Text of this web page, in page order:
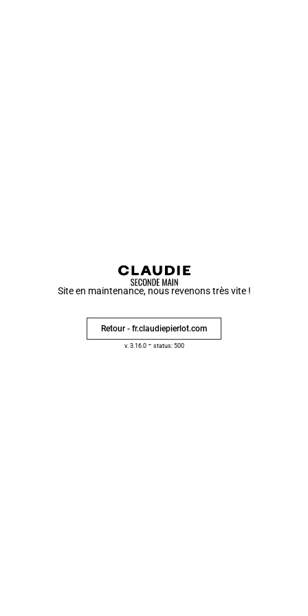
Site en maintenance, nous revenons très vite !
Retour - fr.claudiepierlot.com
v. 3.16.0- status: 500